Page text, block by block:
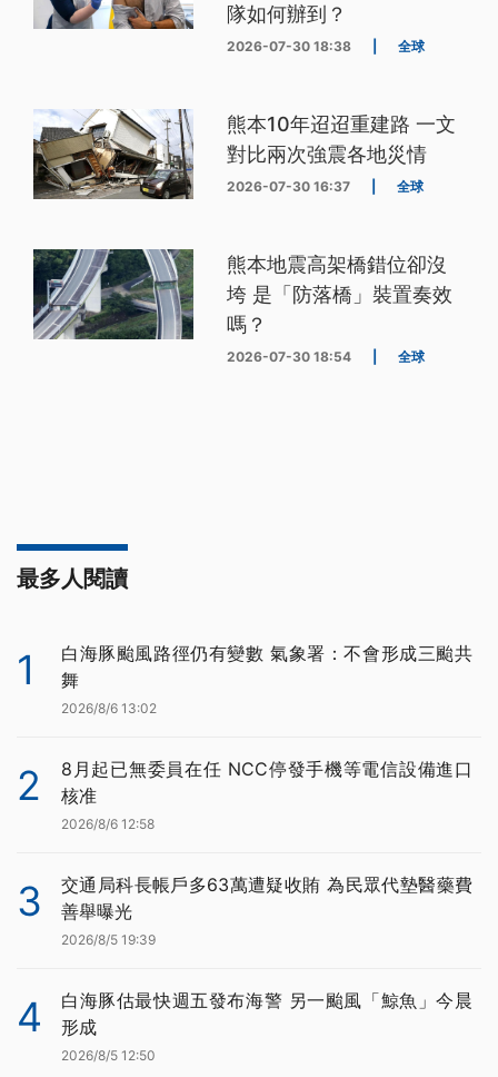
隊如何辦到？
2026-07-30 18:38 全球
熊本10年迢迢重建路 一文
對比兩次強震各地災情
2026-07-30 16:37 全球
熊本地震高架橋錯位卻沒
垮 是「防落橋」裝置奏效
嗎？
2026-07-30 18:54 全球
最多人閱讀
1
白海豚颱風路徑仍有變數 氣象署：不會形成三颱共
舞
2026/8/6 13:02
2
8月起已無委員在任 NCC停發手機等電信設備進口
核准
2026/8/6 12:58
3
交通局科長帳戶多63萬遭疑收賄 為民眾代墊醫藥費
善舉曝光
2026/8/5 19:39
4
白海豚估最快週五發布海警 另一颱風「鯨魚」今晨
形成
2026/8/5 12:50